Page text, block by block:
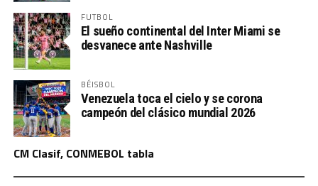
FUTBOL
El sueño continental del Inter Miami se
desvanece ante Nashville
BÉISBOL
Venezuela toca el cielo y se corona
campeón del clásico mundial 2026
CM Clasif, CONMEBOL tabla